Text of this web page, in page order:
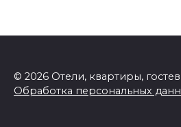
© 2026 Отели, квартиры,
Обработка персональных